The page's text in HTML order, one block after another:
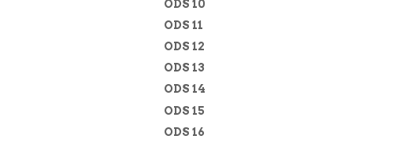
ODS 10
ODS 11
ODS 12
ODS 13
ODS 14
ODS 15
ODS 16